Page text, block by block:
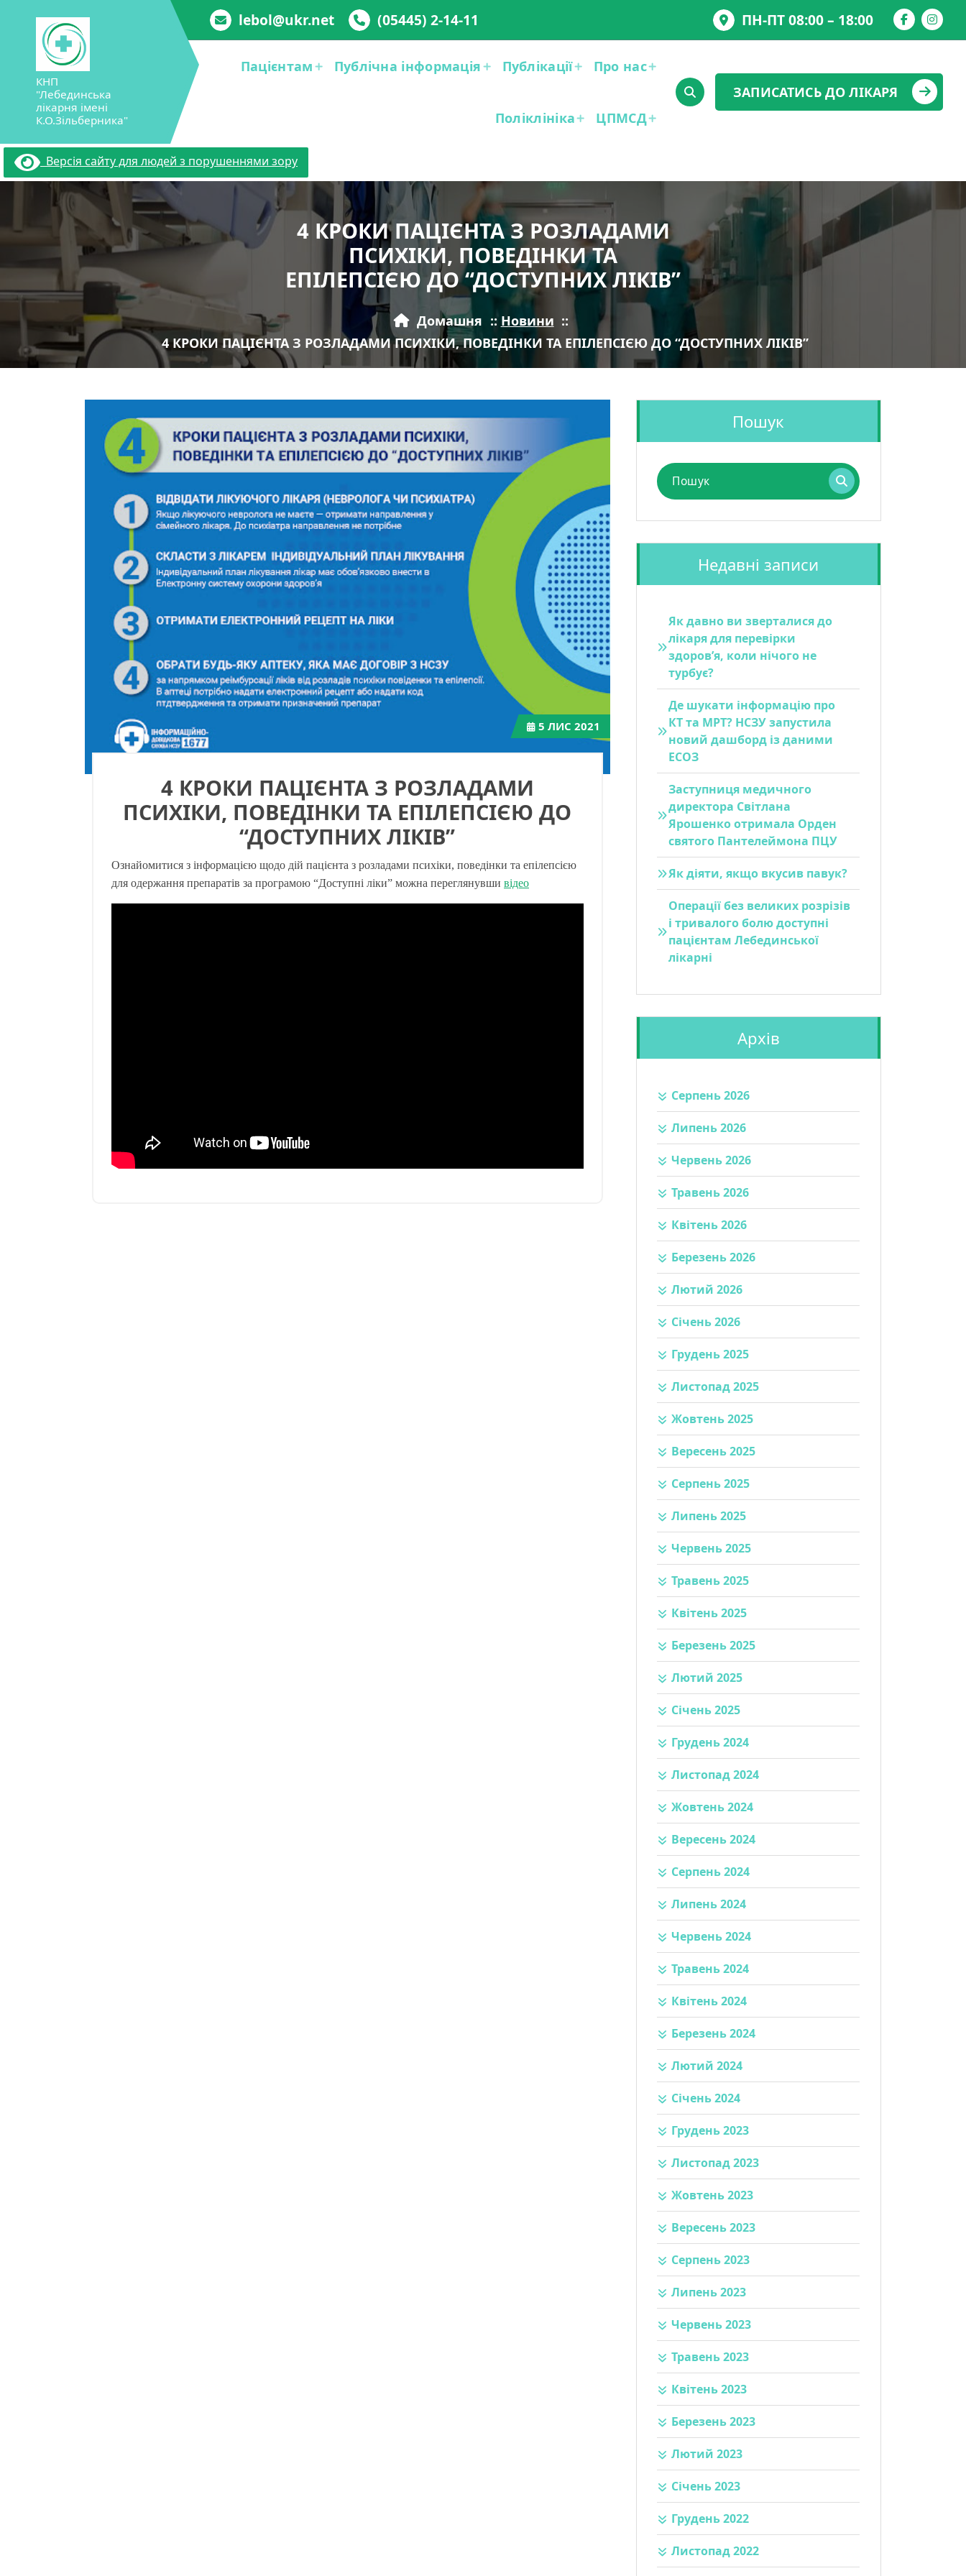
КНП
"Лебединська
лікарня імені
К.О.Зільберника"
lebol@ukr.net (05445) 2-14-11 ПН-ПТ 08:00 – 18:00
Пацієнтам Публічна інформація Публікації Про нас
Поліклініка ЦПМСД
ЗАПИСАТИСЬ ДО ЛІКАРЯ
Версія сайту для людей з порушеннями зору
4 КРОКИ ПАЦІЄНТА З РОЗЛАДАМИ
ПСИХІКИ, ПОВЕДІНКИ ТА
ЕПІЛЕПСІЄЮ ДО “ДОСТУПНИХ ЛІКІВ”
Домашня :: Новини ::
4 КРОКИ ПАЦІЄНТА З РОЗЛАДАМИ ПСИХІКИ, ПОВЕДІНКИ ТА ЕПІЛЕПСІЄЮ ДО “ДОСТУПНИХ ЛІКІВ”
4 КРОКИ ПАЦІЄНТА З РОЗЛАДАМИ
ПСИХІКИ, ПОВЕДІНКИ ТА ЕПІЛЕПСІЄЮ ДО
“ДОСТУПНИХ ЛІКІВ”
Ознайомитися з інформацією щодо дій пацієнта з розладами психіки, поведінки та епілепсією
для одержання препаратів за програмою “Доступні ліки” можна переглянувши відео
5 ЛИС 2021
Пошук
Пошук
для:
Недавні записи
Як давно ви зверталися до
лікаря для перевірки
здоров’я, коли нічого не
турбує?
Де шукати інформацію про
КТ та МРТ? НСЗУ запустила
новий дашборд із даними
ЕСОЗ
Заступниця медичного
директора Світлана
Ярошенко отримала Орден
святого Пантелеймона ПЦУ
Як діяти, якщо вкусив павук?
Операції без великих розрізів
і тривалого болю доступні
пацієнтам Лебединської
лікарні
Архів
Серпень 2026
Липень 2026
Червень 2026
Травень 2026
Квітень 2026
Березень 2026
Лютий 2026
Січень 2026
Грудень 2025
Листопад 2025
Жовтень 2025
Вересень 2025
Серпень 2025
Липень 2025
Червень 2025
Травень 2025
Квітень 2025
Березень 2025
Лютий 2025
Січень 2025
Грудень 2024
Листопад 2024
Жовтень 2024
Вересень 2024
Серпень 2024
Липень 2024
Червень 2024
Травень 2024
Квітень 2024
Березень 2024
Лютий 2024
Січень 2024
Грудень 2023
Листопад 2023
Жовтень 2023
Вересень 2023
Серпень 2023
Липень 2023
Червень 2023
Травень 2023
Квітень 2023
Березень 2023
Лютий 2023
Січень 2023
Грудень 2022
Листопад 2022